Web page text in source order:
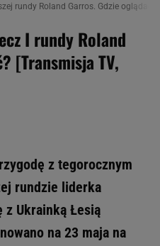
rundy Roland Garros. Gdzie
I rundy Roland
[Transmisja TV,
z tegorocznym
rundzie liderka
z Ukrainką Łesią
na 23 maja na